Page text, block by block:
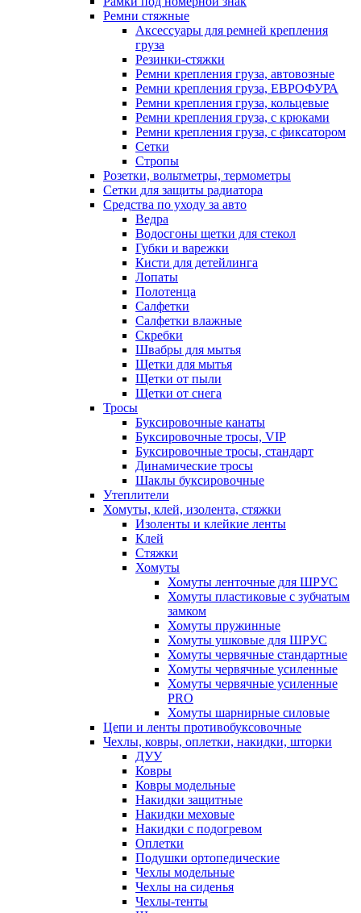
Ремни стяжные
Аксессуары для ремней крепления
груза
Резинки-стяжки
Ремни крепления груза, автовозные
Ремни крепления груза, ЕВРОФУРА
Ремни крепления груза, кольцевые
Ремни крепления груза, с крюками
Ремни крепления груза, с фиксатором
Сетки
Стропы
Розетки, вольтметры, термометры
Сетки для защиты радиатора
Средства по уходу за авто
Ведра
Водосгоны щетки для стекол
Губки и варежки
Кисти для детейлинга
Лопаты
Полотенца
Салфетки
Салфетки влажные
Скребки
Швабры для мытья
Щетки для мытья
Щетки от пыли
Щетки от снега
Тросы
Буксировочные канаты
Буксировочные тросы, VIP
Буксировочные тросы, стандарт
Динамические тросы
Шаклы буксировочные
Утеплители
Хомуты, клей, изолента, стяжки
Изоленты и клейкие ленты
Клей
Стяжки
Хомуты
Хомуты ленточные для ШРУС
Хомуты пластиковые с зубчатым
замком
Хомуты пружинные
Хомуты ушковые для ШРУС
Хомуты червячные стандартные
Хомуты червячные усиленные
Хомуты червячные усиленные
PRO
Хомуты шарнирные силовые
Цепи и ленты противобуксовочные
Чехлы, ковры, оплетки, накидки, шторки
ДУУ
Ковры
Ковры модельные
Накидки защитные
Накидки меховые
Накидки с подогревом
Оплетки
Подушки ортопедические
Чехлы модельные
Чехлы на сиденья
Чехлы-тенты